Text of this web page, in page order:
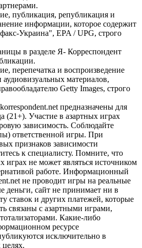
публикация, републикация и
информации, которое содержит
Украина", EPA / UPG, строго
в разделе Я- Корреспондент
перепечатка и воспроизведение
материалов,
Getty Images, строго
предназначены для
(21+). Участие в азартных играх
зависимость. Соблюдайте
ответственной игры. При
признаков зависимости
к специалисту. Помните, что
играх не может являться источником
работе. Информационный
не проводит игры на реальные
деньги, сайт не принимает ни в
ставок и других платежей, которые
связаны с азартными играми,
Какие-либо
ресурсе
исключительно в